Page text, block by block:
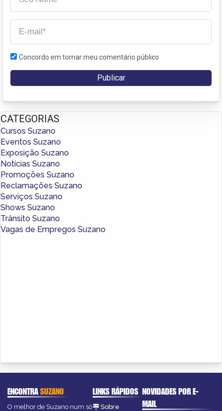
Concordo em tornar meu comentário público
CATEGORIAS
Cursos Suzano
Eventos Suzano
Exposição Suzano
Notícias Suzano
Promoções Suzano
Reclamações Suzano
Serviços Suzano
Shows Suzano
Trânsito Suzano
Vagas de Empregos Suzano
ENCONTRASUZANO
O melhor de Suzano num só
LINKS RÁPIDOS
Sobre
NOVIDADES POR E-
MAIL